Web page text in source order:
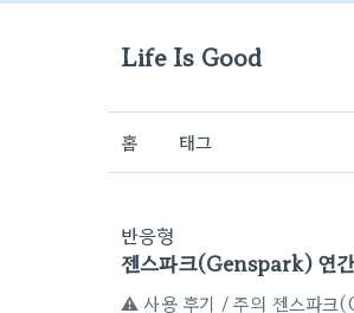
Life Is Good
홈 태그
반응형
젠스파크(Genspark) 연
⚠️ 사용 후기 / 주의 젠스파크